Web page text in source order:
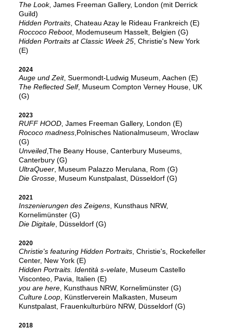
The Look, James Freeman Gallery, London (mit Derrick
Guild)
Hidden Portraits, Chateau Azay le Rideau Frankreich (E)
Roccoco Reboot, Modemuseum Hasselt, Belgien (G)
Hidden Portraits at Classic Week 25, Christie's New York
(E)
2024
Auge und Zeit, Suermondt-Ludwig Museum, Aachen (E)
The Reflected Self, Museum Compton Verney House, UK
(G)
2023
RUFF HOOD, James Freeman Gallery, London (E)
Rococo madness,Polnisches Nationalmuseum, Wroclaw
(G)
Unveiled,The Beany House, Canterbury Museums,
Canterbury (G)
UltraQueer, Museum Palazzo Merulana, Rom (G)
Die Grosse, Museum Kunstpalast, Düsseldorf (G)
2021
Inszenierungen des Zeigens, Kunsthaus NRW,
Kornelimünster (G)
Die Digitale, Düsseldorf (G)
2020
Christie's featuring Hidden Portraits, Christie's, Rockefeller
Center, New York (E)
Hidden Portraits. Identità s-velate, Museum Castello
Visconteo, Pavia, Italien (E)
you are here, Kunsthaus NRW, Kornelimünster (G)
Culture Loop, Künstlerverein Malkasten, Museum
Kunstpalast, Frauenkulturbüro NRW, Düsseldorf (G)
2018